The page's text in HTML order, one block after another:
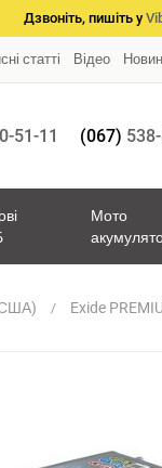
Дзвоніть, пишіть у
статті Відео
51-11 (067)
Мото
Exide